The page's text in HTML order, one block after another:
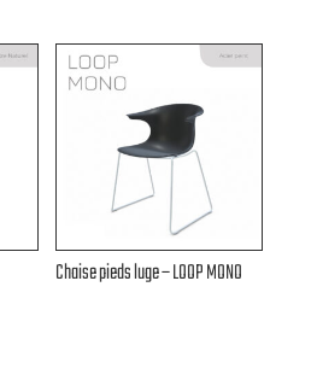
Chaise pieds luge – LOOP MONO